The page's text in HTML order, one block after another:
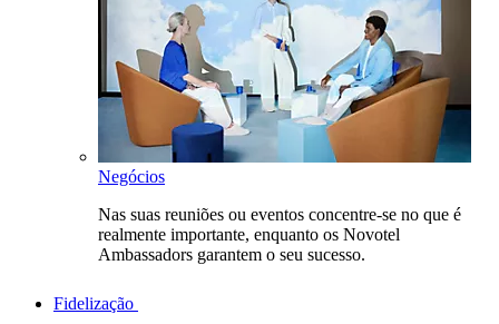
Negócios
Nas suas reuniões ou eventos concentre-se no que é
realmente importante, enquanto os Novotel
Ambassadors garantem o seu sucesso.
Fidelização